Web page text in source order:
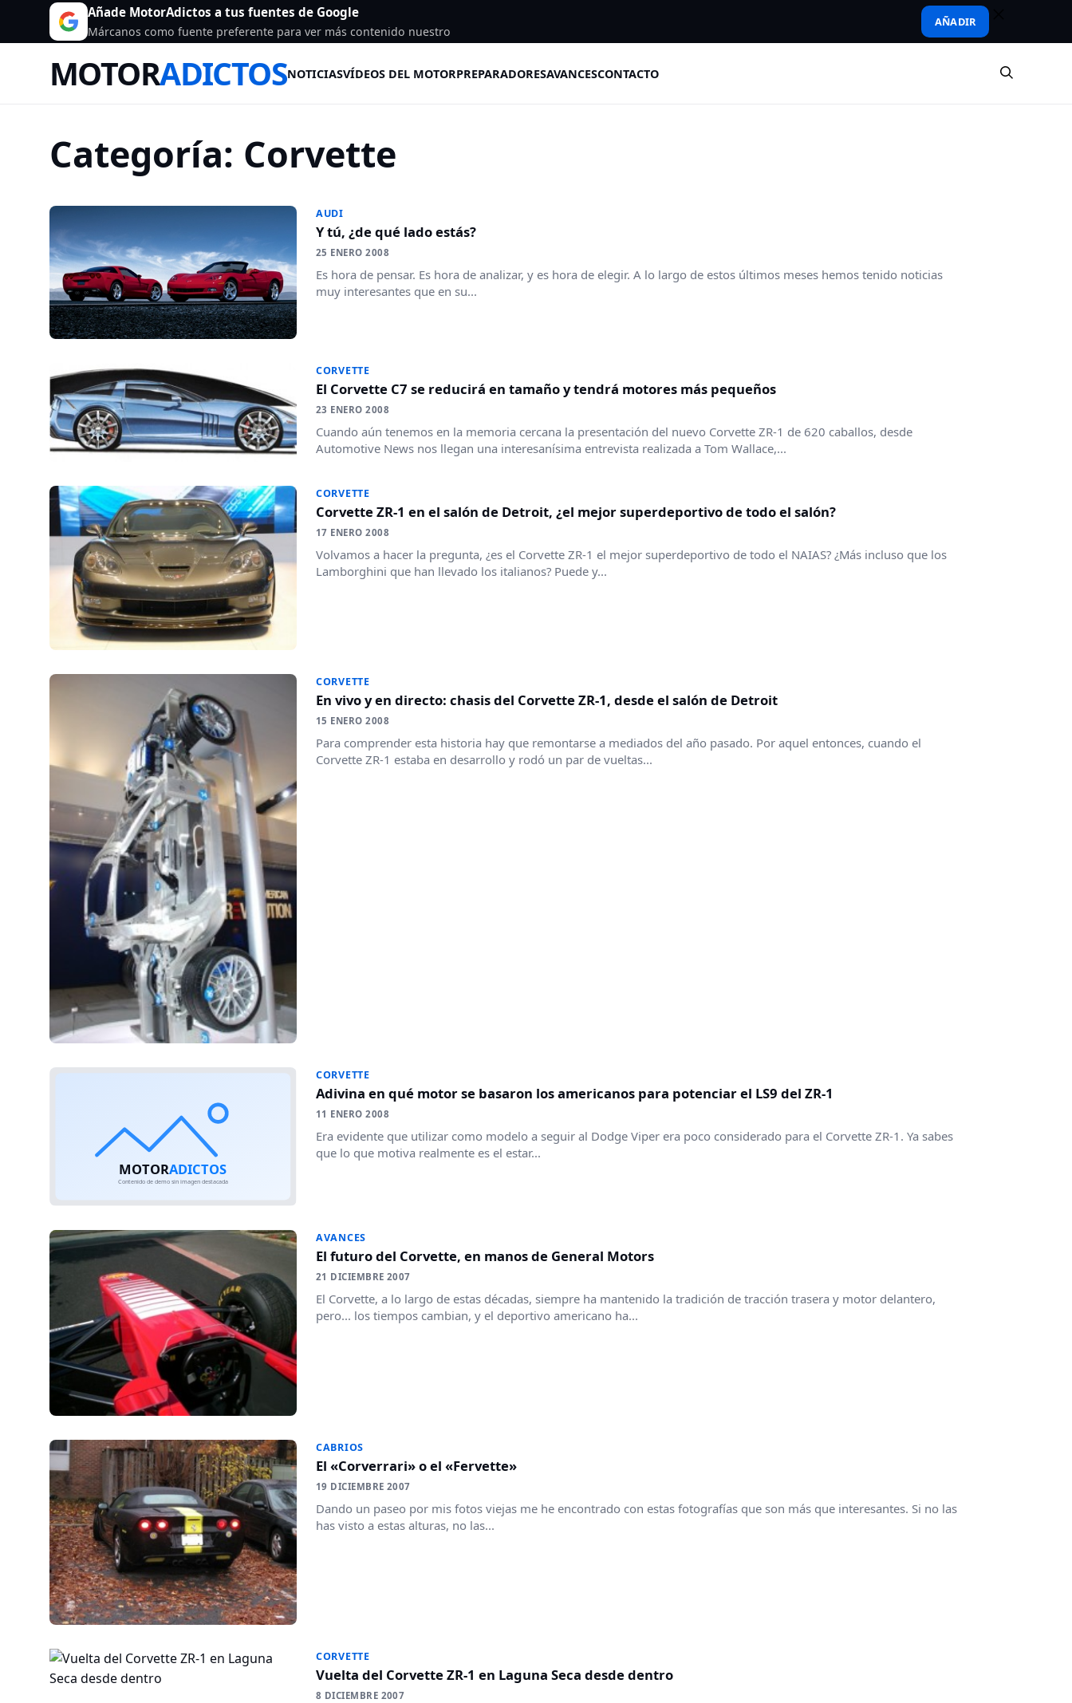
Añade MotorAdictos a tus fuentes de Google
Márcanos como fuente preferente para ver más contenido nuestro
AÑADIR
MOTORADICTOSNOTICIASVÍDEOS DEL MOTORPREPARADORESAVANCESCONTACTO
Categoría: Corvette
AUDI
Y tú, ¿de qué lado estás?
25 ENERO 2008
Es hora de pensar. Es hora de analizar, y es hora de elegir. A lo largo de estos últimos meses hemos tenido noticias
muy interesantes que en su...
CORVETTE
El Corvette C7 se reducirá en tamaño y tendrá motores más pequeños
23 ENERO 2008
Cuando aún tenemos en la memoria cercana la presentación del nuevo Corvette ZR-1 de 620 caballos, desde
Automotive News nos llegan una interesanísima entrevista realizada a Tom Wallace,...
CORVETTE
Corvette ZR-1 en el salón de Detroit, ¿el mejor superdeportivo de todo el salón?
17 ENERO 2008
Volvamos a hacer la pregunta, ¿es el Corvette ZR-1 el mejor superdeportivo de todo el NAIAS? ¿Más incluso que los
Lamborghini que han llevado los italianos? Puede y...
CORVETTE
En vivo y en directo: chasis del Corvette ZR-1, desde el salón de Detroit
15 ENERO 2008
Para comprender esta historia hay que remontarse a mediados del año pasado. Por aquel entonces, cuando el
Corvette ZR-1 estaba en desarrollo y rodó un par de vueltas...
CORVETTE
Adivina en qué motor se basaron los americanos para potenciar el LS9 del ZR-1
11 ENERO 2008
Era evidente que utilizar como modelo a seguir al Dodge Viper era poco considerado para el Corvette ZR-1. Ya sabes
que lo que motiva realmente es el estar...
AVANCES
El futuro del Corvette, en manos de General Motors
21 DICIEMBRE 2007
El Corvette, a lo largo de estas décadas, siempre ha mantenido la tradición de tracción trasera y motor delantero,
pero... los tiempos cambian, y el deportivo americano ha...
CABRIOS
El «Corverrari» o el «Fervette»
19 DICIEMBRE 2007
Dando un paseo por mis fotos viejas me he encontrado con estas fotografías que son más que interesantes. Si no las
has visto a estas alturas, no las...
CORVETTE
Vuelta del Corvette ZR-1 en Laguna Seca desde dentro
8 DICIEMBRE 2007